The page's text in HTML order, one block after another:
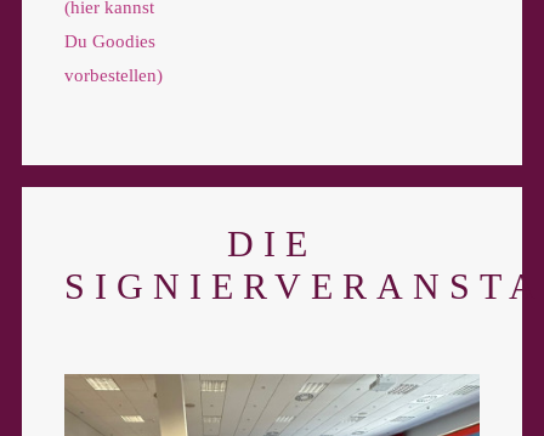
(hier kannst
Du Goodies
vorbestellen)
DIE